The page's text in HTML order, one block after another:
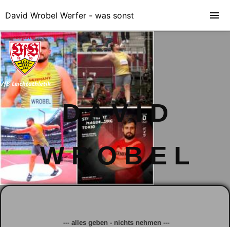
D A V I D
W R O B E L
--- alles geben - nichts nehmen ---
David Wrobel Werfer - was sonst